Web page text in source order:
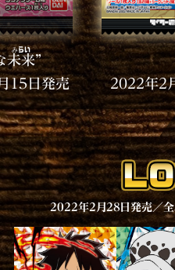
未来”
15日発売
2022年2
2022年2月28日発売／全